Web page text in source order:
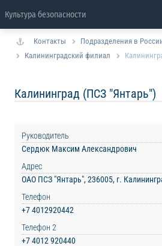
Культура безопасности
Контакты
Подразделения в
Калининградский филиал
Калининград (ПСЗ "Янтарь")
Руководитель
Сердюк Максим Александрович
Адрес
ОАО ПСЗ "Янтарь", 236005, г.
Телефон
+7 4012920442
Телефон 2
+7 4012 920440